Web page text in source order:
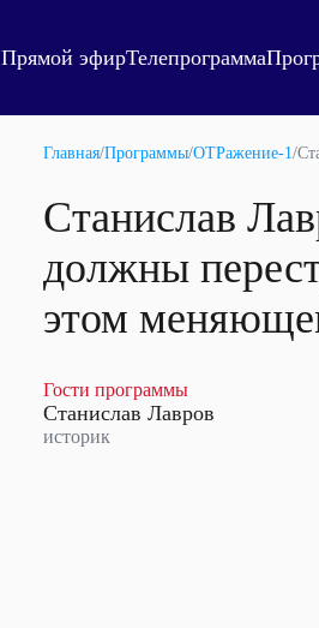
Прямой эфирТелепрограмма
Главная/Программы/ОТРажение-1/
Станислав
должны
этом
Гости программы
Станислав Лавров
историк